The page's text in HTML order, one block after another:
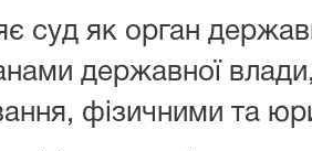
суд як орган
державної
фізичними та